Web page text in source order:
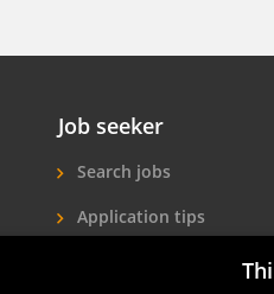
Job seeker
Search jobs
Application tips